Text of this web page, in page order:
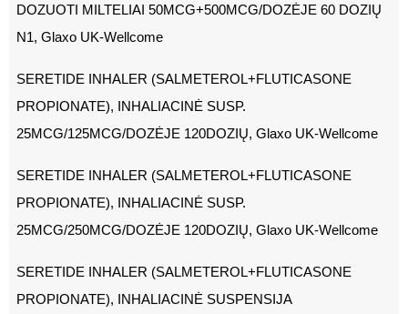
DOZUOTI MILTELIAI 50MCG+500MCG/DOZĖJE 60 DOZIŲ
N1, Glaxo UK-Wellcome
SERETIDE INHALER (SALMETEROL+FLUTICASONE
PROPIONATE), INHALIACINĖ SUSP.
25MCG/125MCG/DOZĖJE 120DOZIŲ, Glaxo UK-Wellcome
SERETIDE INHALER (SALMETEROL+FLUTICASONE
PROPIONATE), INHALIACINĖ SUSP.
25MCG/250MCG/DOZĖJE 120DOZIŲ, Glaxo UK-Wellcome
SERETIDE INHALER (SALMETEROL+FLUTICASONE
PROPIONATE), INHALIACINĖ SUSPENSIJA